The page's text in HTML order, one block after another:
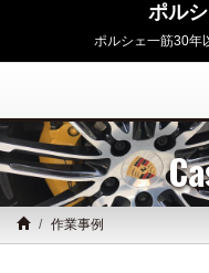
ポル
ポルシェ一筋30年
作業事例